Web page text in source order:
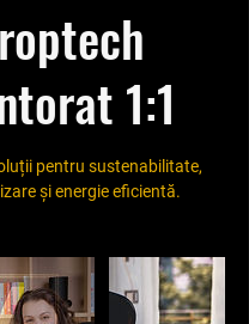
1:1
pentru sustenabilitate,
și energie eficientă.